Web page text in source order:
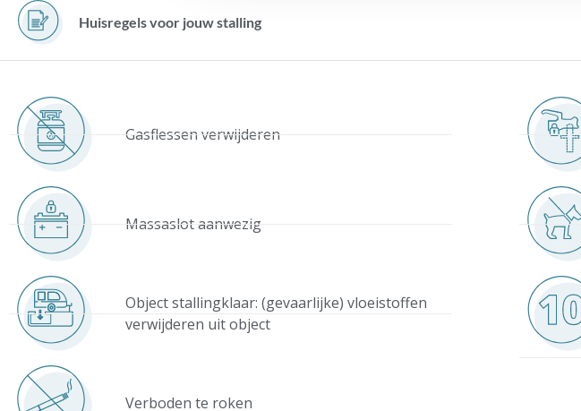
Huisregels voor jouw stalling
Gasflessen verwijderen
Massaslot aanwezig
Object stallingklaar: (gevaarlijke) vloeistoffen
verwijderen uit object
Verboden te roken